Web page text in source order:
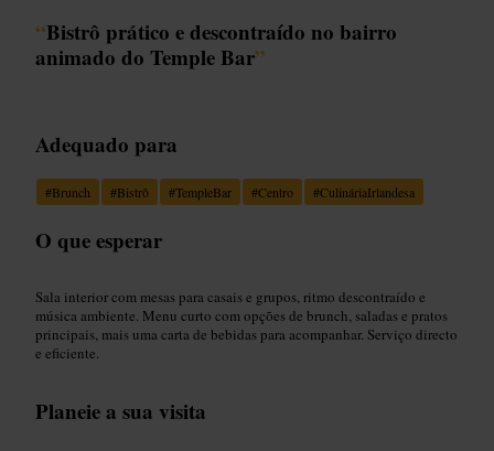
“Bistrô prático e descontraído no bairro
animado do Temple Bar”
Adequado para
#Brunch #Bistrô #TempleBar #Centro #CulináriaIrlandesa
O que esperar
Sala interior com mesas para casais e grupos, ritmo descontraído e
música ambiente. Menu curto com opções de brunch, saladas e pratos
principais, mais uma carta de bebidas para acompanhar. Serviço directo
e eficiente.
Planeie a sua visita